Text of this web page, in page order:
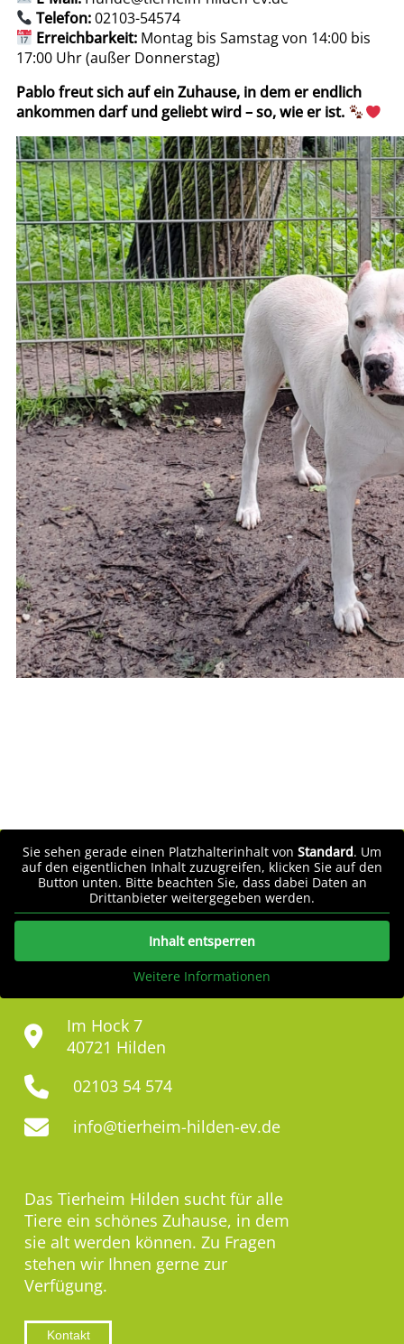
Telefon:02103-54574
Erreichbarkeit: Montag bis Samstag von 14:00 bis
17:00 Uhr (außer Donnerstag)
Pablo freut sich auf ein Zuhause, in dem er endlich
ankommen darf und geliebt wird – so, wie er ist.
Sie sehen gerade einen Platzhalterinhalt von Standard. Um
auf den eigentlichen Inhalt zuzugreifen, klicken Sie auf den
Button unten. Bitte beachten Sie, dass dabei Daten an
Drittanbieter weitergegeben werden.
Inhalt entsperren
Weitere Informationen
Im Hock 7
40721 Hilden
02103 54 574
info@tierheim-hilden-ev.de
Das Tierheim Hilden sucht für alle
Tiere ein schönes Zuhause, in dem
sie alt werden können. Zu Fragen
stehen wir Ihnen gerne zur
Verfügung.
Kontakt